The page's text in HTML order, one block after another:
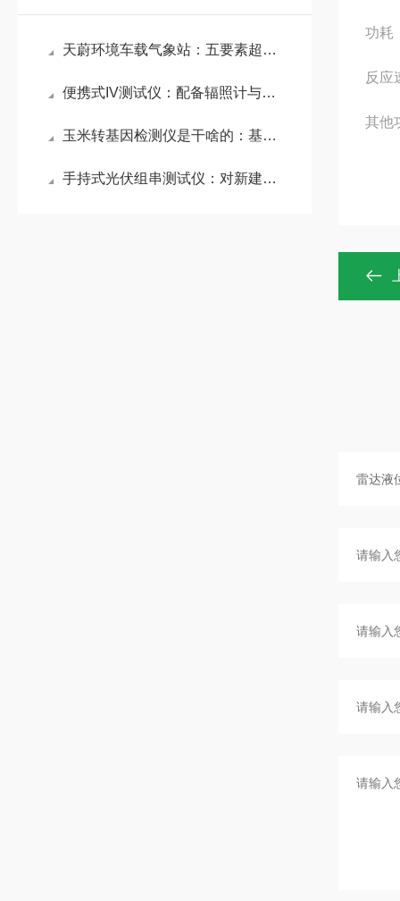
天蔚环境车载气象站：五要素超声波传感与电子罗盘自动纠偏技术深度解析
​便携式IV测试仪：配备辐照计与温度传感器，可提供准确的现场辐照数值
玉米转基因检测仪是干啥的：基于实时荧光定量技术，快速检测玉米转基因成分
手持式光伏组串测试仪：对新建电站进行IV检测，保障电站初始性能
功耗
反应
其他